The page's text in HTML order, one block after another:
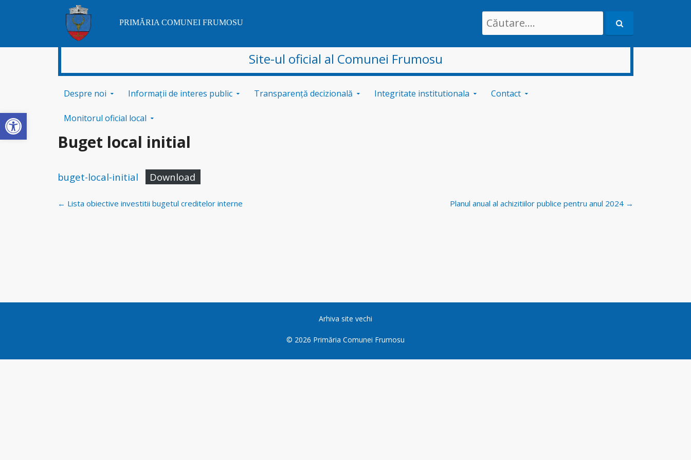
Deschide bara de unelte
PRIMĂRIA COMUNEI FRUMOSU
Search
for:
Site-ul oficial al Comunei Frumosu
Despre noi Informații de interes public Transparență decizională Integritate institutionala Contact
Monitorul oficial local
Buget local initial
buget-local-initial Download
Navigare
← Lista obiective investitii bugetul creditelor interne Planul anual al achizitiilor publice pentru anul 2024 →
Arhiva site vechi
© 2026 Primăria Comunei Frumosu